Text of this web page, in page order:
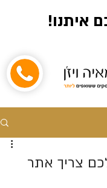
איתנו!
צריך אתר